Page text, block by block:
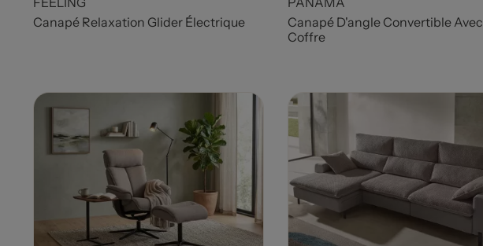
Canapé Relaxation Glider Électrique
Canapé D'angle Convertible Avec
Coffre